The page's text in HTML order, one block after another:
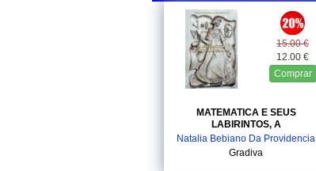
15.00 €
12.00 €
Comprar
MATEMATICA E SEUS
LABIRINTOS, A
Natalia Bebiano Da Providencia
Gradiva